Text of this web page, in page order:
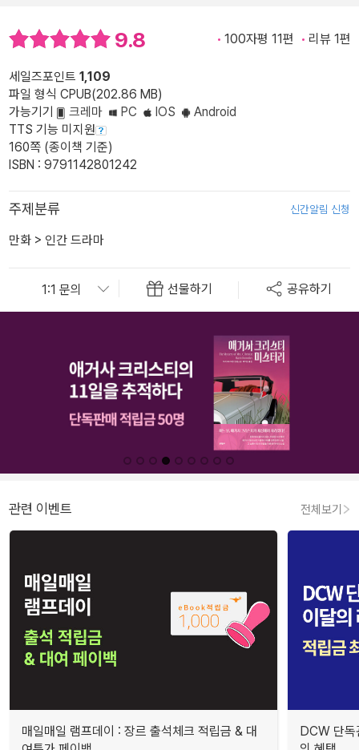
9.8 100자평 11편 리뷰 1편
세일즈포인트 1,109
파일 형식 CPUB(202.86 MB)
가능기기
크레마 PC IOS
Android
TTS 기능 미지원
160쪽 (종이책 기준)
ISBN : 9791142801242
주제분류 신간알림 신청
만화 > 인간 드라마
선물하기 공유하기
관련 이벤트 전체보기
매일매일 램프데이 : 장르 출석체크 적립금 & 대
DCW 단독